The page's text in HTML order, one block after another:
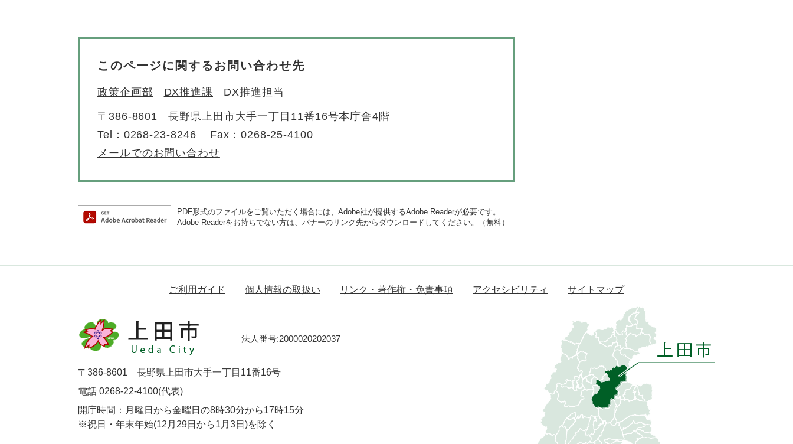
このページに関するお問い合わせ先
政策企画部 DX推進課 DX推進担当
〒386-8601
長野県上田市大手一丁目11番16号本庁舎4階
Tel：0268-23-8246
Fax：0268-25-4100
メールでのお問い合わせ
PDF形式のファイルをご覧いただく場合には、Adobe社が提供するAdobe Readerが必要です。
Adobe Readerをお持ちでない方は、バナーのリンク先からダウンロードしてください。（無料）
ご利用ガイド 個人情報の取扱い リンク・著作権・免責事項 アクセシビリティ サイトマップ
法人番号:2000020202037
〒386-8601 長野県上田市大手一丁目11番16号
電話 0268-22-4100(代表)
開庁時間：月曜日から金曜日の8時30分から17時15分
※祝日・年末年始(12月29日から1月3日)を除く